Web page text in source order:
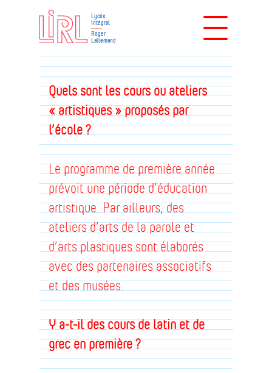
Lycée
Intégral
Roger
Lallemand
Quels sont les cours ou ateliers
« artistiques » proposés par
l’école ?
Le programme de première année
prévoit une période d’éducation
artistique. Par ailleurs, des
ateliers d’arts de la parole et
d’arts plastiques sont élaborés
avec des partenaires associatifs
et des musées.
Y a-t-il des cours de latin et de
grec en première ?